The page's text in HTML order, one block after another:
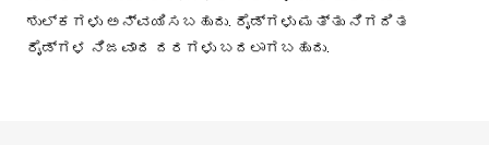
ಶುಲ್ಕಗಳು ಅನ್ವಯಿಸಬಹುದು. ರೈಡ್‌ಗಳು ಮತ್ತು ನಿಗದಿತ
ರೈಡ್‌ಗಳ ನಿಜವಾದ ದರಗಳು ಬದಲಾಗಬಹುದು.